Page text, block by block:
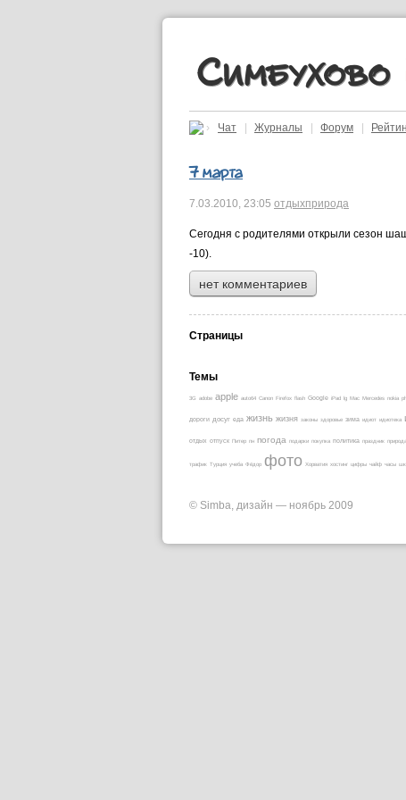
Симбухово
› Чат | Журналы | Форум |
7 марта
7.03.2010, 23:05 отдыхприрода
Сегодня с родителями открыли сезон
-10).
нет комментариев
Страницы
Темы
3G adobe apple auto64 Canon Firefox flash Google iPad lg Mac Mercedes nokia
дороги досуг еда жизнь жизня законы здоровье зима идиот идиотека
отдых отпуск Питер пн погода подарки покупка политика праздник природа
трафик Турция учеба Фёдор фото Хорватия хостинг цифры чайф часы
© Simba, дизайн — ноябрь 2009